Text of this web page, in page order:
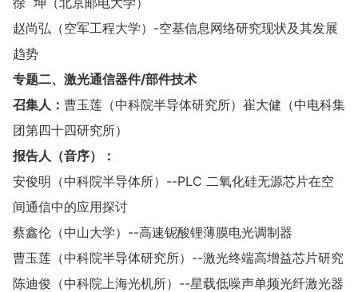
赵尚弘（空军工程大学）-空基信息网络研究现状及其发展
趋势
专题二、激光通信器件/部件技术
召集人： 曹玉莲（中科院半导体研究所）崔大健（中电科集
团第四十四研究所）
报告人（音序）：
安俊明（中科院半导体所）--PLC 二氧化硅无源芯片在空
间通信中的应用探讨
蔡鑫伦（中山大学）--高速铌酸锂薄膜电光调制器
曹玉莲（中科院半导体研究所）--激光终端高增益芯片研究
陈迪俊（中科院上海光机所）--星载低噪声单频光纤激光器